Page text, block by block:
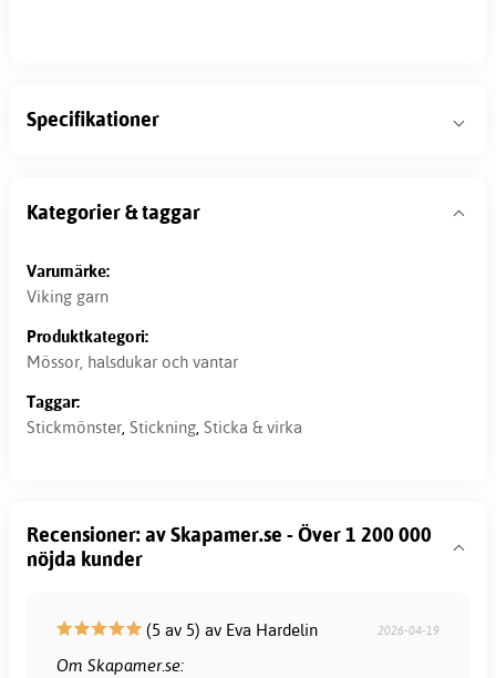
Specifikationer
Kategorier & taggar
Varumärke:
Viking garn
Produktkategori:
Mössor, halsdukar och vantar
Taggar:
Stickmönster, Stickning, Sticka & virka
Recensioner: av Skapamer.se - Över 1 200 000
nöjda kunder
(5 av 5) av Eva Hardelin 2026-04-19
Om Skapamer.se: